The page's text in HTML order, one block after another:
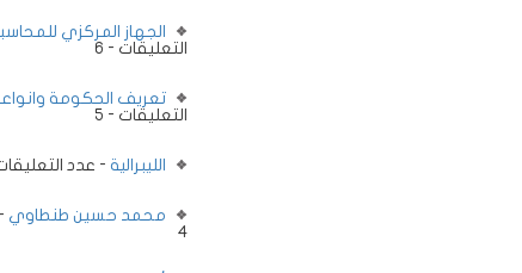
الجهاز المركزي
التعليقات - 6
تعريف الحكومة
التعليقات - 5
الليبرالية - عدد
محمد حسين طنطاوي
4